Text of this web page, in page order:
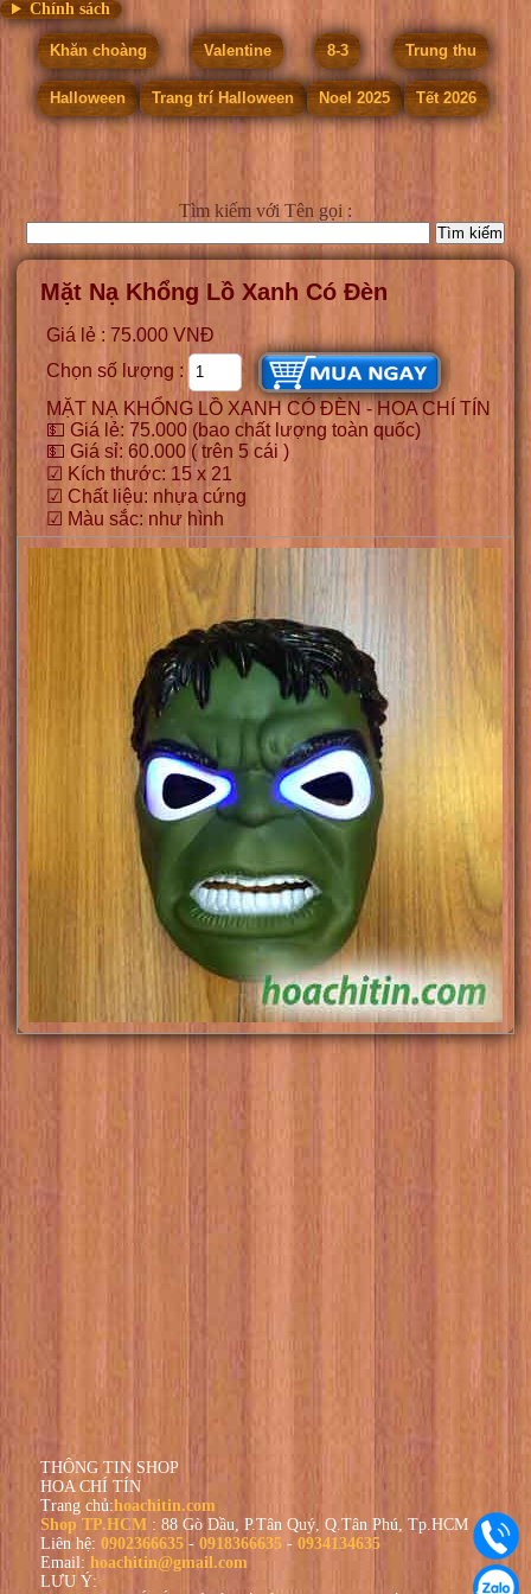
Chính sách
Khăn choàng Valentine 8-3 Trung thu
Halloween Trang trí Halloween Noel 2025 Tết 2026
Tìm kiếm với Tên gọi :
Mặt Nạ Khổng Lồ Xanh Có Đèn
Giá lẻ : 75.000 VNĐ
Chọn số lượng :
MẶT NẠ KHỔNG LỒ XANH CÓ ĐÈN - HOA CHÍ TÍN
💵 Giá lẻ: 75.000 (bao chất lượng toàn quốc)
💵 Giá sỉ: 60.000 ( trên 5 cái )
☑ Kích thước: 15 x 21
☑ Chất liệu: nhựa cứng
☑ Màu sắc: như hình
THÔNG TIN SHOP
HOA CHÍ TÍN
Trang chủ: hoachitin.com
Shop TP.HCM : 88 Gò Dầu, P.Tân Quý, Q.Tân Phú, Tp.HCM
Liên hệ: 0902366635 - 0918366635 - 0934134635
Email: hoachitin@gmail.com
LƯU Ý: